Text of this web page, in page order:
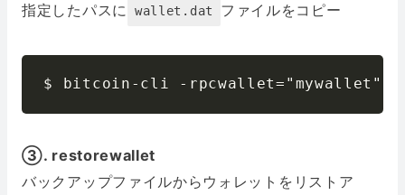
指定したパスに
wallet.dat ファイルをコピー
$ bitcoin-cli -rpcwallet="mywallet"
③. restorewallet
バックアップファイルからウォレットをリストア